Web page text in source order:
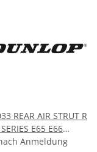
REAR AIR STRUT R
E65 E66
2002-2008
Anmeldung